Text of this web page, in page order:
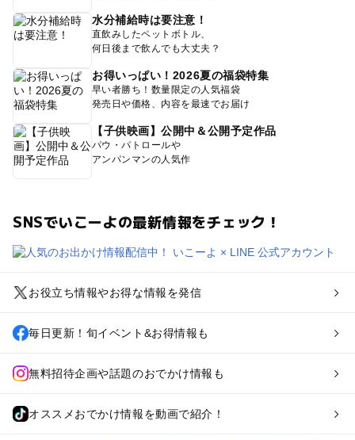
水分補給時は要注意！
直飲みしたペットボトル、
何日後まで飲んでも大丈夫？
お得いっぱい！2026夏の福袋特集
早い者勝ち！数量限定の人気福袋
発売日や価格、内容を最速でお届け
【子供映画】公開中＆公開予定作品
パウ・パトロールや
アンパンマンの人気作
SNSでいこーよの最新情報をチェック！
お役立ち情報やお得な情報を発信
毎日更新！旬イベント&お得情報も
無料招待企画や話題のおでかけ情報も
オススメおでかけ情報を動画で紹介！